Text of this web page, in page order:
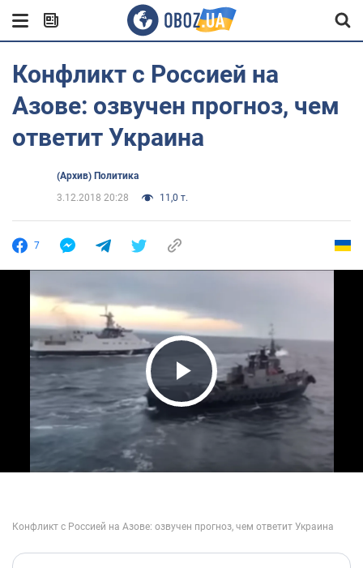
Конфликт с Россией на
Азове: озвучен прогноз, чем
ответит Украина
(Архив) Политика
3.12.2018 20:28
11,0 т.
7
Play Video